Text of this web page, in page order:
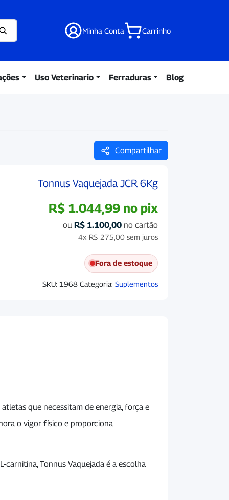
Minha Conta Carrinho
Uso Veterinario Ferraduras Blog
Compartilhar
Tonnus Vaquejada JCR 6Kg
R$ 1.044,99 no pix
ou R$ 1.100,00 no cartão
4x R$ 275,00 sem juros
Fora de estoque
SKU: 1968 Categoria: Suplementos
que necessitam de energia, força e
o vigor físico e proporciona
carnitina, Tonnus Vaquejada é a escolha